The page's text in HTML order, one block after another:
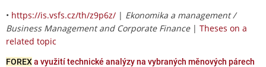
• https://is.vsfs.cz/th/z9p6z/ | Ekonomika a management /
Business Management and Corporate Finance| Theses on a
related topic
FOREXa využití technické analýzy na vybraných měnových párech